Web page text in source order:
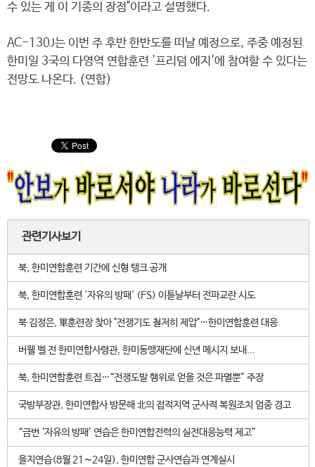
수 있는 게 이 기종의 장점"이라고 설명했다.
AC-130J는 이번 주 후반 한반도를 떠날 예정으로, 주중 예정된
한미일 3국의 다영역 연합훈련 '프리덤 에지'에 참여할 수 있다는
전망도 나온다. (연합)
관련기사보기
북, 한미연합훈련 기간에 신형 탱크 공개
북, 한미연합훈련 '자유의 방패' (FS) 이튿날부터 전파교란 시도
북 김정은, 軍훈련장 찾아 "전쟁기도 철저히 제압"…한미연합훈련 대응
버웰 벨 전 한미연합사령관, 한미동맹재단에 신년 메시지 보내...
북, 한미연합훈련 트집…“전쟁도발 행위로 얻을 것은 파멸뿐” 주장
국방부장관, 한미연합사 방문해 北의 접적지역 군사적 복원조치 엄중 경고
“금번 ‘자유의 방패’ 연습은 한미연합전력의 실전대응능력 제고”
을지연습(8월 21∼24일), 한미연합 군사연습과 연계실시